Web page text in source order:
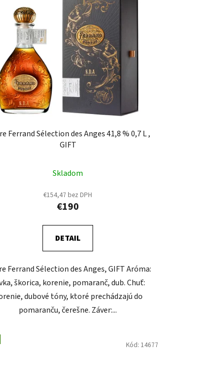
Ferrand Sélection des Anges 41,8 % 0,7 L ,
GIFT
Skladom
€154,47 bez DPH
€190
DETAIL
Ferrand Sélection des Anges, GIFT Aróma:
škorica, korenie, pomaranč, dub. Chuť:
dubové tóny, ktoré prechádzajú do
pomaranču, čerešne. Záver:...
Kód: 14677